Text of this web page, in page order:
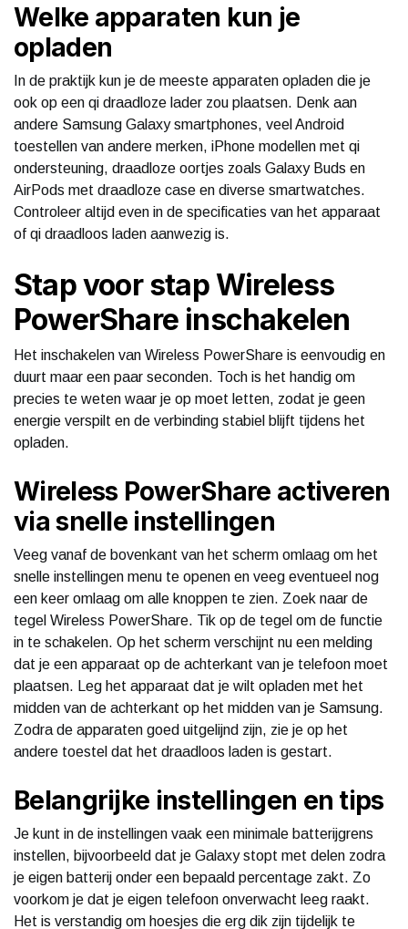
Welke apparaten kun je
opladen
In de praktijk kun je de meeste apparaten opladen die je
ook op een qi draadloze lader zou plaatsen. Denk aan
andere Samsung Galaxy smartphones, veel Android
toestellen van andere merken, iPhone modellen met qi
ondersteuning, draadloze oortjes zoals Galaxy Buds en
AirPods met draadloze case en diverse smartwatches.
Controleer altijd even in de specificaties van het apparaat
of qi draadloos laden aanwezig is.
Stap voor stap Wireless
PowerShare inschakelen
Het inschakelen van Wireless PowerShare is eenvoudig en
duurt maar een paar seconden. Toch is het handig om
precies te weten waar je op moet letten, zodat je geen
energie verspilt en de verbinding stabiel blijft tijdens het
opladen.
Wireless PowerShare activeren
via snelle instellingen
Veeg vanaf de bovenkant van het scherm omlaag om het
snelle instellingen menu te openen en veeg eventueel nog
een keer omlaag om alle knoppen te zien. Zoek naar de
tegel Wireless PowerShare. Tik op de tegel om de functie
in te schakelen. Op het scherm verschijnt nu een melding
dat je een apparaat op de achterkant van je telefoon moet
plaatsen. Leg het apparaat dat je wilt opladen met het
midden van de achterkant op het midden van je Samsung.
Zodra de apparaten goed uitgelijnd zijn, zie je op het
andere toestel dat het draadloos laden is gestart.
Belangrijke instellingen en tips
Je kunt in de instellingen vaak een minimale batterijgrens
instellen, bijvoorbeeld dat je Galaxy stopt met delen zodra
je eigen batterij onder een bepaald percentage zakt. Zo
voorkom je dat je eigen telefoon onverwacht leeg raakt.
Het is verstandig om hoesjes die erg dik zijn tijdelijk te